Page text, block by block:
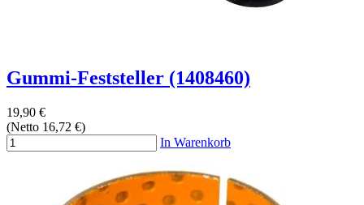
Gummi-Feststeller (1408460)
19,90 €
(Netto 16,72 €)
In Warenkorb